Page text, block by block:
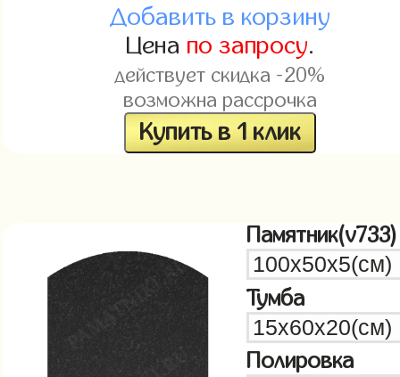
Добавить в корзину
Цена по запросу.
действует скидка -20%
возможна рассрочка
Купить в 1 клик
Памятник(v733)
Тумба
Полировка